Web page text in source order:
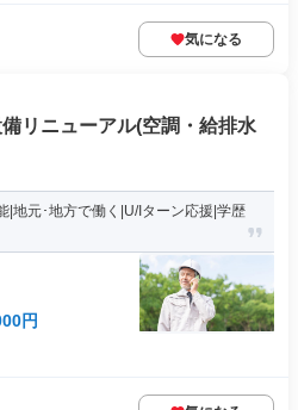
気になる
リニューアル(空調・給排水
|地元･地方で働く|U/Iターン応援|学歴
円